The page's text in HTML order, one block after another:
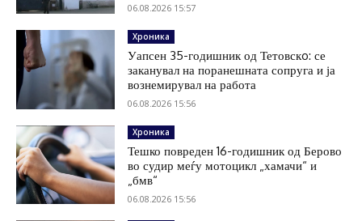
06.08.2026 15:57
Хроника
Уапсен 35-годишник од Тетовскo: се
заканувал на поранешната сопруга и ја
вознемирувал на работа
06.08.2026 15:56
Хроника
Тешко повреден 16-годишник од Берово
во судир меѓу мотоцикл „хамачи“ и
„бмв“
06.08.2026 15:56